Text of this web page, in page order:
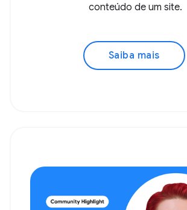
conteúdo de um site.
Saiba mais